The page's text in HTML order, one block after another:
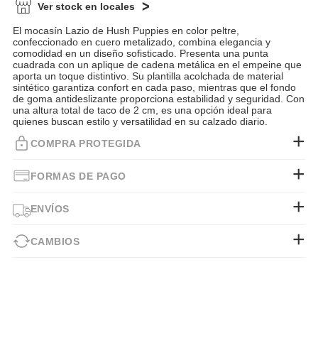
Ver stock en locales
El mocasín Lazio de Hush Puppies en color peltre,
confeccionado en cuero metalizado, combina elegancia y
comodidad en un diseño sofisticado. Presenta una punta
cuadrada con un aplique de cadena metálica en el empeine que
aporta un toque distintivo. Su plantilla acolchada de material
sintético garantiza confort en cada paso, mientras que el fondo
de goma antideslizante proporciona estabilidad y seguridad. Con
una altura total de taco de 2 cm, es una opción ideal para
quienes buscan estilo y versatilidad en su calzado diario.
COMPRA PROTEGIDA
FORMAS DE PAGO
ENVÍOS
CAMBIOS